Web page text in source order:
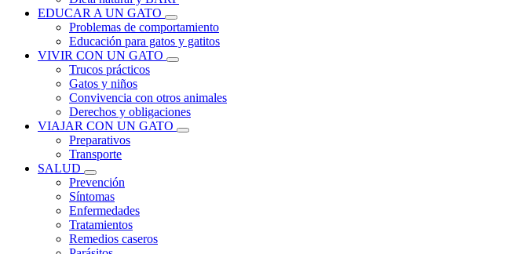
EDUCAR A UN GATO
Problemas de comportamiento
Educación para gatos y gatitos
VIVIR CON UN GATO
Trucos prácticos
Gatos y niños
Convivencia con otros animales
Derechos y obligaciones
VIAJAR CON UN GATO
Preparativos
Transporte
SALUD
Prevención
Síntomas
Enfermedades
Tratamientos
Remedios caseros